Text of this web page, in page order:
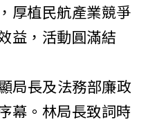
厚植民航產業競爭
益，活動圓滿結
局長及法務部廉政
幕。林局長致詞時